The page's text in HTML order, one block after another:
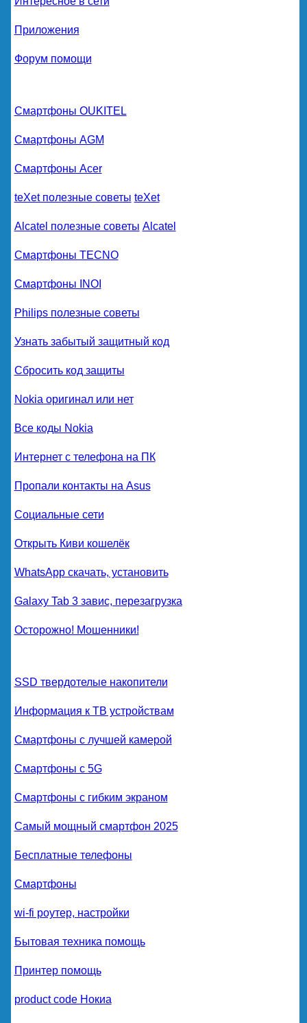
Приложения
Форум помощи
Смартфоны OUKITEL
Смартфоны AGM
Смартфоны Acer
teXet полезные советы teXet
Alcatel полезные советы Alcatel
Смартфоны TECNO
Смартфоны INOI
Philips полезные советы
Узнать забытый защитный код
Сбросить код защиты
Nokia оригинал или нет
Все коды Nokia
Интернет с телефона на ПК
Пропали контакты на Asus
Социальные сети
Открыть Киви кошелёк
WhatsApp скачать, установить
Galaxy Tab 3 завис, перезагрузка
Осторожно! Мошенники!
SSD твердотелые накопители
Информация к ТВ устройствам
Смартфоны с лучшей камерой
Смартфоны с 5G
Смартфоны с гибким экраном
Самый мощный смартфон 2025
Бесплатные телефоны
Смартфоны
wi-fi роутер, настройки
Бытовая техника помощь
Принтер помощь
product code Нокиа